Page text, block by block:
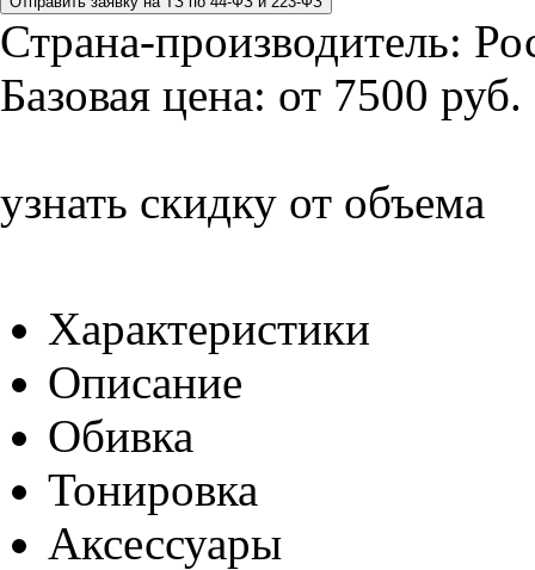
Страна-производитель:
Базовая цена: от 7500 руб.
узнать скидку от объема
Характеристики
Описание
Обивка
Тонировка
Аксессуары